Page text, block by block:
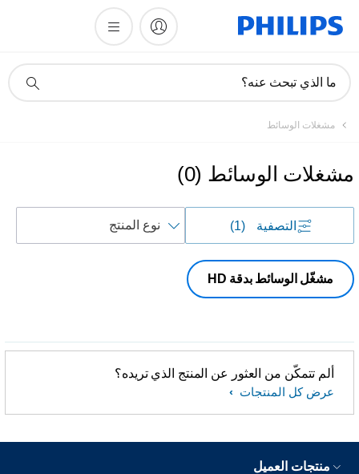
دعم
ما الذي تبحث عنه؟
مشغلات الوسائط
مشغلات الوسائط (
0
)
التصفية (1)
حسب
مشغّل الوسائط بدقة HD
ألم تتمكّن من العثور عن المنتج الذي تريده؟
عرض كل المنتجات
منتجات العميل